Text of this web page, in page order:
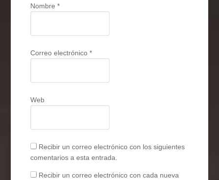
Nombre*
Correo electrónico*
Web
Recibir un correo electrónico con los siguientes
comentarios a esta entrada.
Recibir un correo electrónico con cada nueva